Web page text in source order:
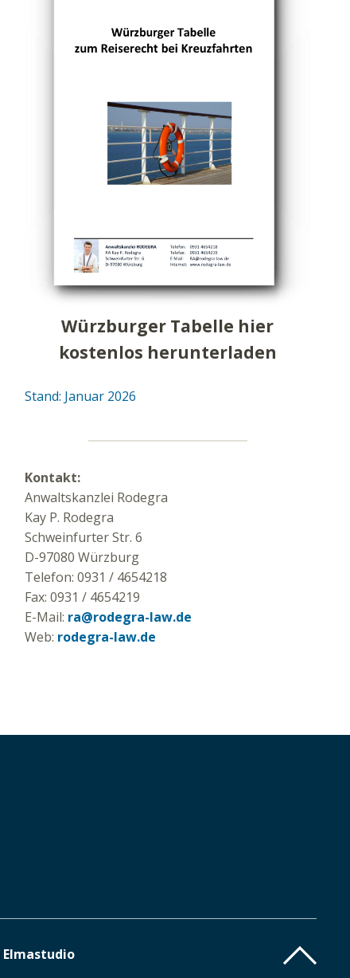
Würzburger Tabelle hier
kostenlos herunterladen
Stand: Januar 2026
Kontakt:
Anwaltskanzlei Rodegra
Kay P. Rodegra
Schweinfurter Str. 6
D-97080 Würzburg
Telefon: 0931 / 4654218
Fax: 0931 / 4654219
E-Mail: ra@rodegra-law.de
Web: rodegra-law.de
Elmastudio